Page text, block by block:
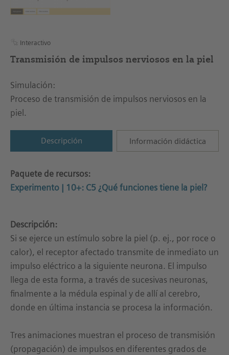
Interactivo
Transmisión de impulsos nerviosos en la piel
Simulación:
Proceso de transmisión de impulsos nerviosos en la
piel.
Descripción Información didáctica
Paquete de recursos:
Experimento | 10+: C5 ¿Qué funciones tiene la piel?
Descripción:
Si se ejerce un estímulo sobre la piel (p. ej., por roce o
calor), el receptor afectado transmite de inmediato un
impulso eléctrico a la siguiente neurona. El impulso
llega de esta forma, a través de sucesivas neuronas,
finalmente a la médula espinal y de allí al cerebro,
donde en última instancia se procesa la información.
Tres animaciones muestran el proceso de transmisión
(propagación) de impulsos en diferentes grados de